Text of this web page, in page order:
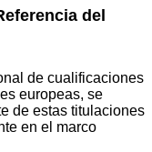
del
de cualificaciones
europeas, se
de estas titulaciones
en el marco